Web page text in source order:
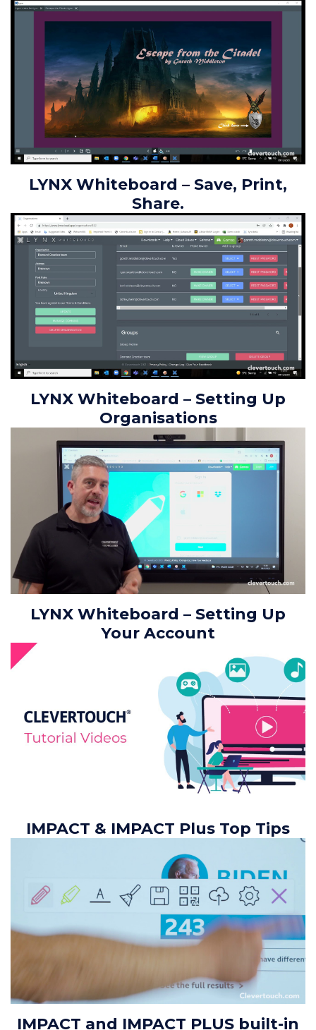
LYNX Whiteboard – Save, Print,
Share.
LYNX Whiteboard – Setting Up
Organisations
LYNX Whiteboard – Setting Up
Your Account
IMPACT & IMPACT Plus Top Tips
IMPACT and IMPACT PLUS built-in